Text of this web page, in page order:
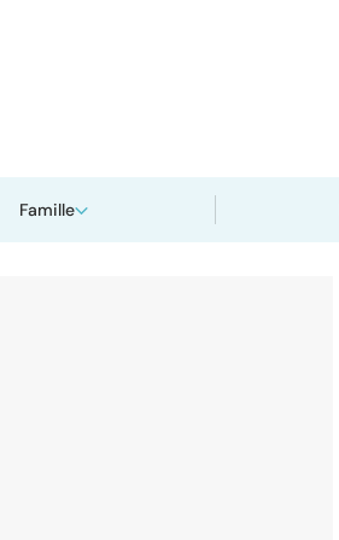
Famille